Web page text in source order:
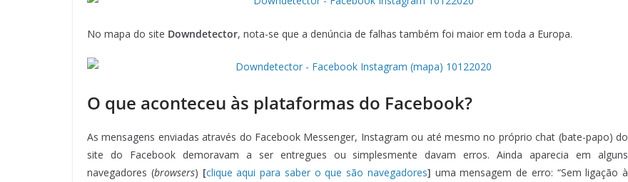
No mapa do site Downdetector, nota-se que a denúncia de falhas também foi maior em toda a Europa.
O que aconteceu às plataformas do Facebook?
As mensagens enviadas através do Facebook Messenger, Instagram ou até mesmo no próprio chat (bate-papo) do
site do Facebook demoravam a ser entregues ou simplesmente davam erros. Ainda aparecia em alguns
navegadores (browsers) [clique aqui para saber o que são navegadores] uma mensagem de erro: “Sem ligação à